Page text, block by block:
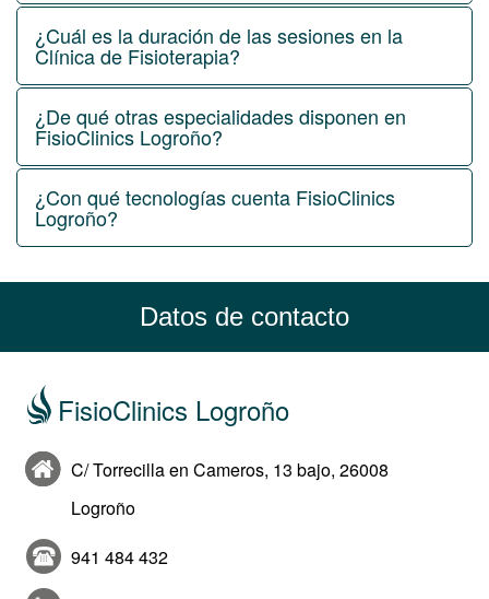
¿Cuál es la duración de las sesiones en la
Clínica de Fisioterapia?
¿De qué otras especialidades disponen en
FisioClinics Logroño?
¿Con qué tecnologías cuenta FisioClinics
Logroño?
Datos de contacto
FisioClinics Logroño
C/ Torrecilla en Cameros, 13 bajo, 26008
Logroño
941 484 432